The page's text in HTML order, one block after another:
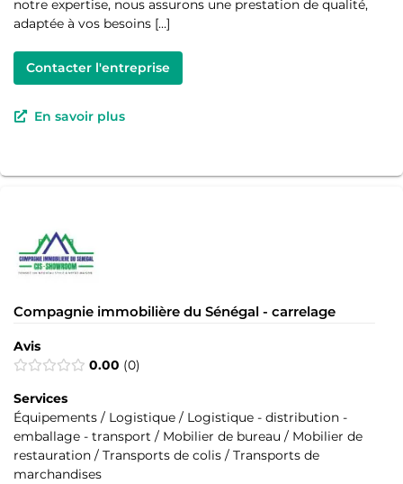
notre expertise, nous assurons une prestation de qualité,
adaptée à vos besoins […]
Contacter l'entreprise
En savoir plus
Compagnie immobilière du Sénégal - carrelage
Avis
0.00 0
Services
Équipements / Logistique / Logistique - distribution -
emballage - transport / Mobilier de bureau / Mobilier de
restauration / Transports de colis / Transports de
marchandises